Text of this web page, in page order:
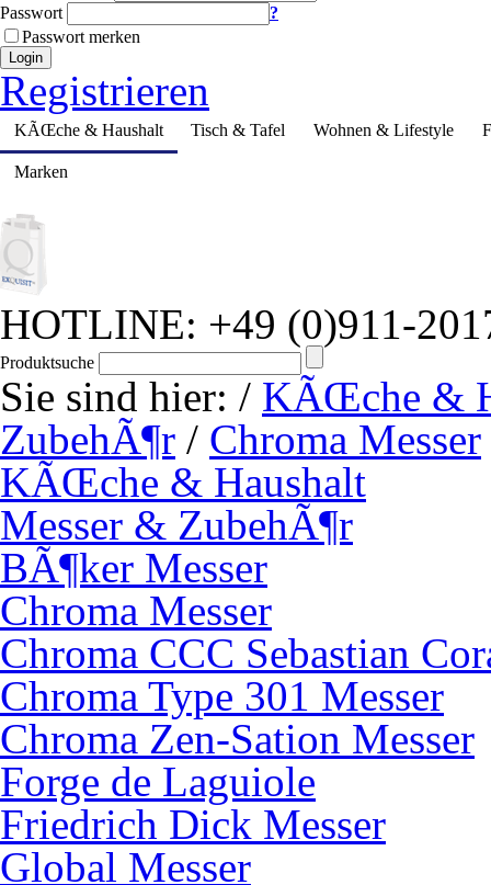
Passwort
?
Passwort merken
Login
Registrieren
KÃŒche & Haushalt Tisch & Tafel Wohnen & Lifestyle
Marken
HOTLINE: +49 (0)911-
Produktsuche
Sie sind hier: / KÃŒche &
ZubehÃ¶r / Chroma Messer
KÃŒche & Haushalt
Messer & ZubehÃ¶r
BÃ¶ker Messer
Chroma Messer
Chroma CCC Sebastian
Chroma Type 301 Messer
Chroma Zen-Sation Messer
Forge de Laguiole
Friedrich Dick Messer
Global Messer